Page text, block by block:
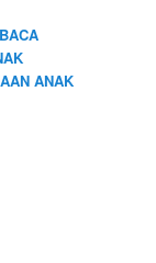
ANAK